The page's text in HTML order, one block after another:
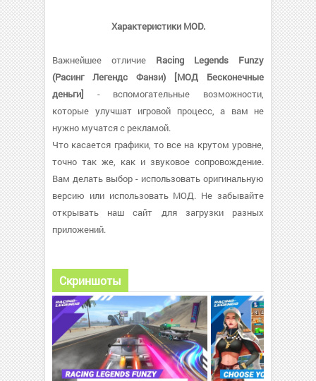
Характеристики MOD.
Важнейшее отличие Racing Legends Funzy
(Расинг Легендс Фанзи) [МОД Бесконечные
деньги] - вспомогательные возможности,
которые улучшат игровой процесс, а вам не
нужно мучатся с рекламой.
Что касается графики, то все на крутом уровне,
точно так же, как и звуковое сопровождение.
Вам делать выбор - использовать оригинальную
версию или использовать МОД. Не забывайте
открывать наш сайт для загрузки разных
приложений.
Скриншоты